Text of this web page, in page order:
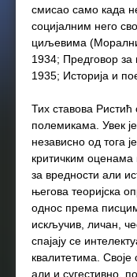
смисао само када
социјалним него
циљевима (Морални
1934; Предговор за
1935; Историја и
Тих ставова
полемикама. Увек је
независно од тога
критичким оценама
за вредности али
његова теоријска
однос према
искључив, личан,
спајају се
квалитетима. Своје
али и сугестивно,